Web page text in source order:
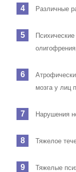
Различные
мозга у лиц
Нарушения
Тяжелое
Тяжелые